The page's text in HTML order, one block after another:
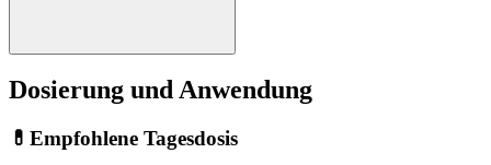
Dosierung und Anwendung
💊 Empfohlene Tagesdosis